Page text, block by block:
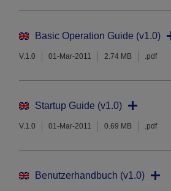
Basic Operation Guide (v1.0)
V.1.0 01-Mar-2011 2.74 MB .pdf
Startup Guide (v1.0)
V.1.0 01-Mar-2011 0.69 MB .pdf
Benutzerhandbuch (v1.0)